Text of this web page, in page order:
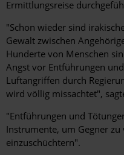
Ermittlungsreise
"Schon wieder sind
Gewalt zwischen
Hunderte von Menschen
Angst vor Entführungen
Luftangriffen durch
wird völlig missachtet",
"Entführungen und
Instrumente, um Gegner
einzuschüchtern".